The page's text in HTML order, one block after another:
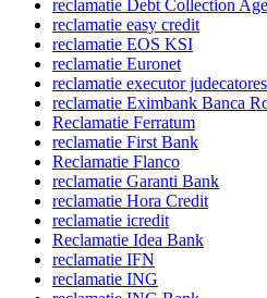
reclamatie Debt Collection
reclamatie easy credit
reclamatie EOS KSI
reclamatie Euronet
reclamatie executor
reclamatie Eximbank Banca
Reclamatie Ferratum
reclamatie First Bank
Reclamatie Flanco
reclamatie Garanti Bank
reclamatie Hora Credit
reclamatie icredit
Reclamatie Idea Bank
reclamatie IFN
reclamatie ING